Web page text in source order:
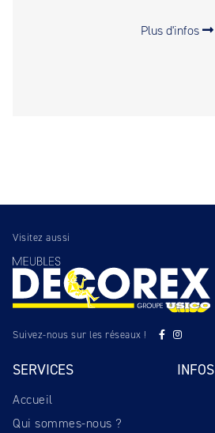
Plus d'infos
Visitez aussi
Suivez-nous sur les réseaux !
SERVICES
Accueil
Qui sommes-nous ?
INFOS